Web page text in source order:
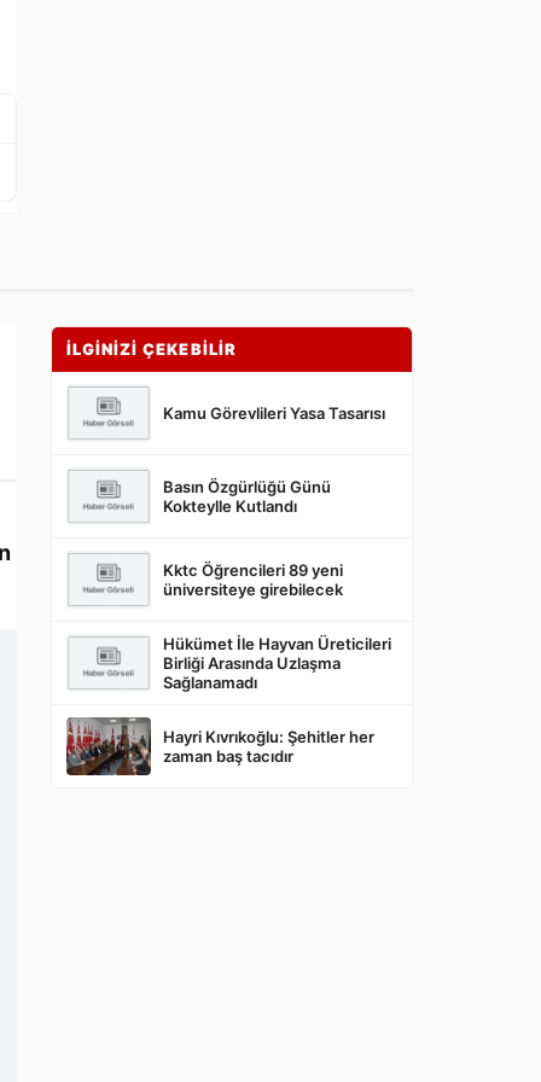
İLGİNİZİ ÇEKEBİLİR
Kamu Görevlileri Yasa Tasarısı
Basın Özgürlüğü Günü
Kokteylle Kutlandı
Kktc Öğrencileri 89 yeni
üniversiteye girebilecek
Hükümet İle Hayvan Üreticileri
Birliği Arasında Uzlaşma
Sağlanamadı
Hayri Kıvrıkoğlu: Şehitler her
zaman baş tacıdır